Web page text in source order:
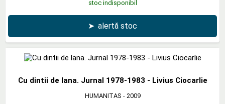
stoc indisponibil
➤ alertă stoc
Cu dintii de lana. Jurnal 1978-1983 - Livius Ciocarlie
HUMANITAS - 2009